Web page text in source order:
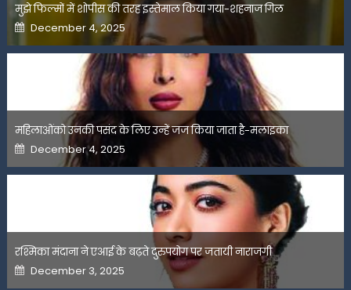
मुझे फिल्मों में शोपीस की तरह इस्तेमाल किया गया-शहनाज गिल
Posted
on
December 4, 2025
महिलाओंको उनकी पसंद के लिए उन्हें जज किया जाता है-मलाइका
Posted
on
December 4, 2025
रश्मिका मंदाना ने एआई के बढ़ते दुरुपयोग पर जतायी नाराजगी
Posted
on
December 3, 2025